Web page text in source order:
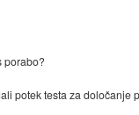
porabo?
potek testa za